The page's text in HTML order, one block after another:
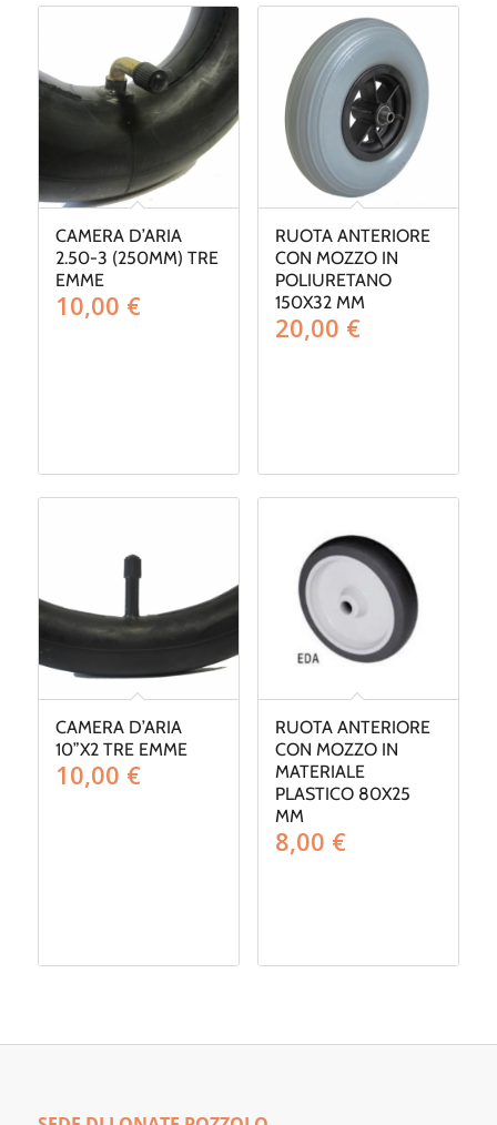
CAMERA D’ARIA
2.50-3 (250MM) TRE
EMME
10,00 €
RUOTA ANTERIORE
CON MOZZO IN
POLIURETANO
150X32 MM
20,00 €
CAMERA D’ARIA
10”X2 TRE EMME
10,00 €
RUOTA ANTERIORE
CON MOZZO IN
MATERIALE
PLASTICO 80X25
MM
8,00 €